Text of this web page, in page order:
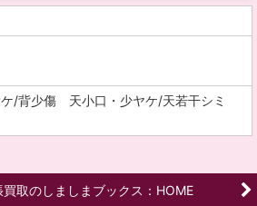
ケ/背少傷 天小口・少ヤケ/天若干シミ
取のしましまブックス：HOME